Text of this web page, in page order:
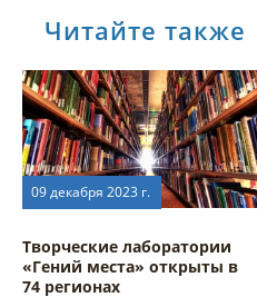
Читайте также
09 декабря 2023 г.
Творческие лаборатории
«Гений места» открыты в
74 регионах